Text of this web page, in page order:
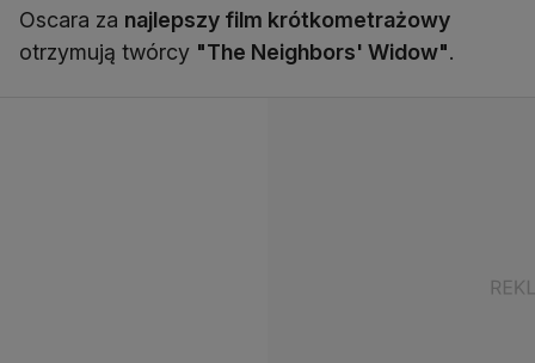
Oscara za najlepszy film krótkometrażowy
otrzymują twórcy "The Neighbors' Widow".